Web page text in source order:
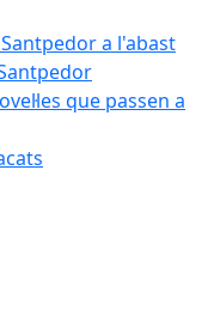
Santpedor a l'abast
que passen a